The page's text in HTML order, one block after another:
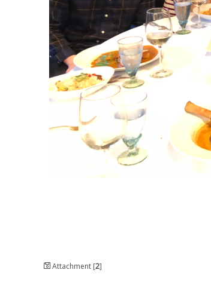
Attachment [2]